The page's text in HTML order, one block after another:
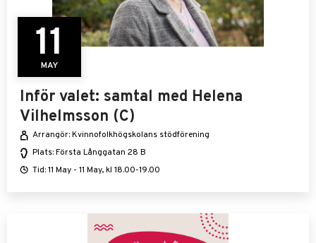
11
MAY
Inför valet: samtal med Helena
Vilhelmsson (C)
Arrangör: Kvinnofolkhögskolans stödförening
Plats: Första Långgatan 28 B
Tid: 11 May - 11 May, kl 18.00-19.00